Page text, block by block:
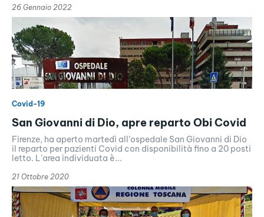
26 Gennaio 2022
Covid-19
San Giovanni di Dio, apre reparto Obi Covid
Firenze, ha aperto martedì all’ospedale San Giovanni di Dio
il reparto per pazienti Covid con disponibilità fino a 20 posti
letto. L’area individuata è...
21 Ottobre 2020